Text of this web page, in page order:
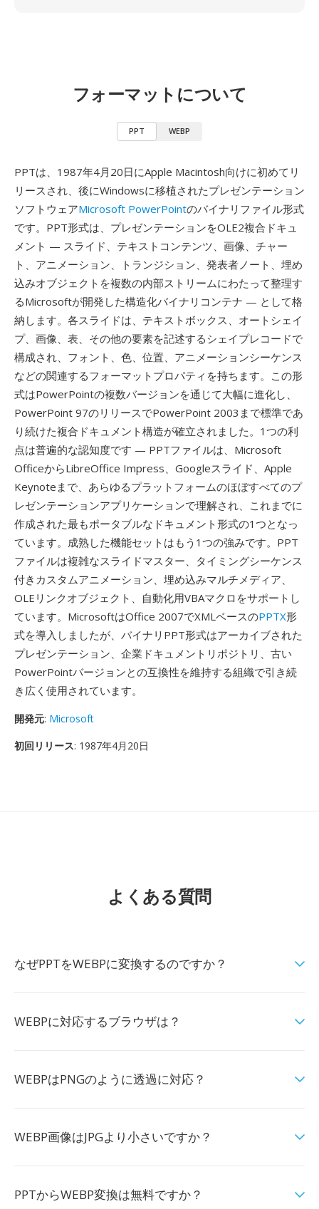
フォーマットについて
PPT WEBP
PPTは、1987年4月20日にApple Macintosh向けに初めてリ
リースされ、後にWindowsに移植されたプレゼンテーション
ソフトウェアMicrosoft PowerPointのバイナリファイル形式
です。PPT形式は、プレゼンテーションをOLE2複合ドキュ
メント — スライド、テキストコンテンツ、画像、チャー
ト、アニメーション、トランジション、発表者ノート、埋め
込みオブジェクトを複数の内部ストリームにわたって整理す
るMicrosoftが開発した構造化バイナリコンテナ — として格
納します。各スライドは、テキストボックス、オートシェイ
プ、画像、表、その他の要素を記述するシェイプレコードで
構成され、フォント、色、位置、アニメーションシーケンス
などの関連するフォーマットプロパティを持ちます。この形
式はPowerPointの複数バージョンを通じて大幅に進化し、
PowerPoint 97のリリースでPowerPoint 2003まで標準であ
り続けた複合ドキュメント構造が確立されました。1つの利
点は普遍的な認知度です — PPTファイルは、Microsoft
OfficeからLibreOffice Impress、Googleスライド、Apple
Keynoteまで、あらゆるプラットフォームのほぼすべてのプ
レゼンテーションアプリケーションで理解され、これまでに
作成された最もポータブルなドキュメント形式の1つとなっ
ています。成熟した機能セットはもう1つの強みです。PPT
ファイルは複雑なスライドマスター、タイミングシーケンス
付きカスタムアニメーション、埋め込みマルチメディア、
OLEリンクオブジェクト、自動化用VBAマクロをサポートし
ています。MicrosoftはOffice 2007でXMLベースのPPTX形
式を導入しましたが、バイナリPPT形式はアーカイブされた
プレゼンテーション、企業ドキュメントリポジトリ、古い
PowerPointバージョンとの互換性を維持する組織で引き続
き広く使用されています。
開発元: Microsoft
初回リリース: 1987年4月20日
よくある質問
なぜPPTをWEBPに変換するのですか？
WEBPに対応するブラウザは？
WEBPはPNGのように透過に対応？
WEBP画像はJPGより小さいですか？
PPTからWEBP変換は無料ですか？